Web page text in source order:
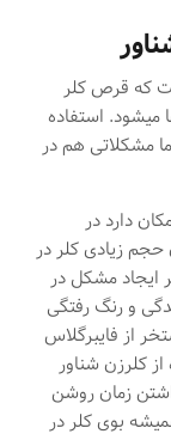
که قرص کلر
استفاده
مشکلاتی هم در
دارد در
زیادی کلر در
ایجاد مشکل در
و رنگ رفتگی
از فایبرگلاس
کلرزن شناور
زمان روشن
بوی کلر در